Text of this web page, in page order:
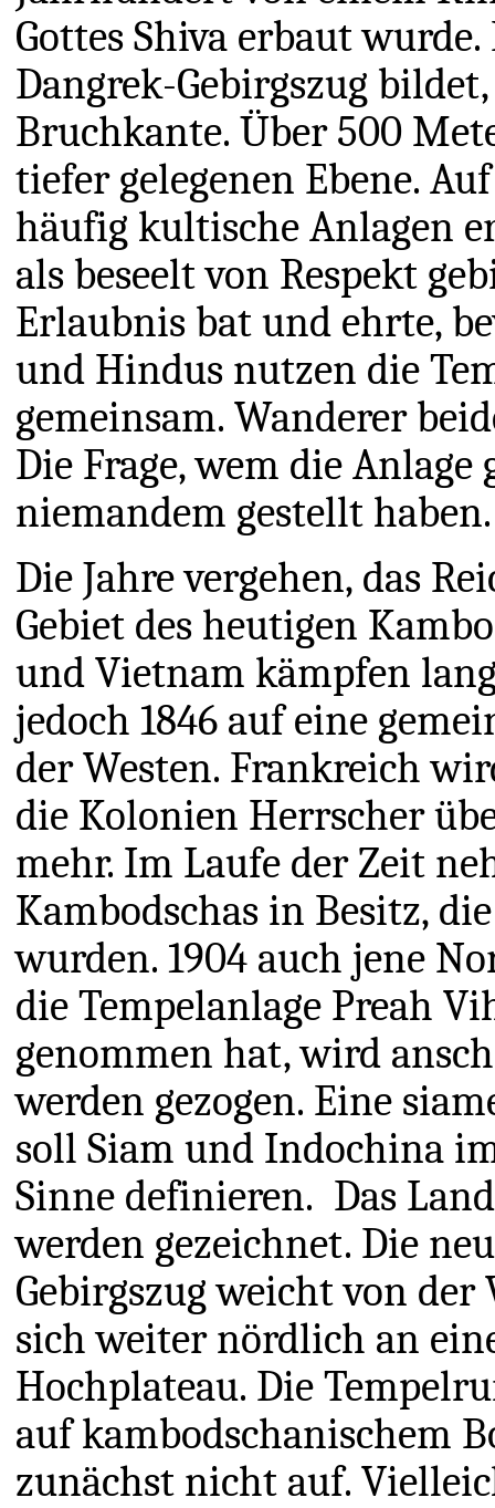
Gottes Shiva erbaut
Dangrek-Gebirgszug
Bruchkante. Über 500
tiefer gelegenen Ebene.
häufig kultische Anlagen
als beseelt von Respekt
Erlaubnis bat und ehrte,
und Hindus nutzen die
gemeinsam. Wanderer
Die Frage, wem die
niemandem gestellt haben.
Die Jahre vergehen, das
Gebiet des heutigen
und Vietnam kämpfen
jedoch 1846 auf eine
der Westen. Frankreich
die Kolonien Herrscher
mehr. Im Laufe der Zeit
Kambodschas in Besitz,
wurden. 1904 auch jene
die Tempelanlage Preah
genommen hat, wird
werden gezogen. Eine
soll Siam und Indochina
Sinne definieren. Das
werden gezeichnet. Die
Gebirgszug weicht von
sich weiter nördlich an
Hochplateau. Die
auf kambodschanischem
zunächst nicht auf.